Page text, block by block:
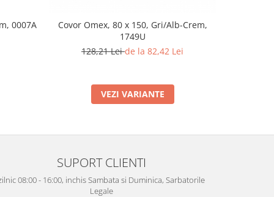
0007A
Covor Omex, 80 x 150, Gri/Alb-Crem,
1749U
128,21 Leide la 82,42 Lei
VEZI VARIANTE
SUPORT CLIENTI
08:00 - 16:00, inchis Sambata si Duminica, Sarbatorile
Legale